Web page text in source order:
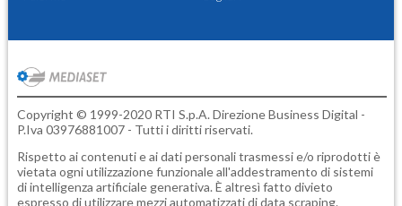
Copyright © 1999-2020 RTI S.p.A. Direzione Business Digital -
P.Iva 03976881007 - Tutti i diritti riservati.
Rispetto ai contenuti e ai dati personali trasmessi e/o riprodotti è
vietata ogni utilizzazione funzionale all'addestramento di sistemi
di intelligenza artificiale generativa. È altresì fatto divieto
espresso di utilizzare mezzi automatizzati di data scraping.